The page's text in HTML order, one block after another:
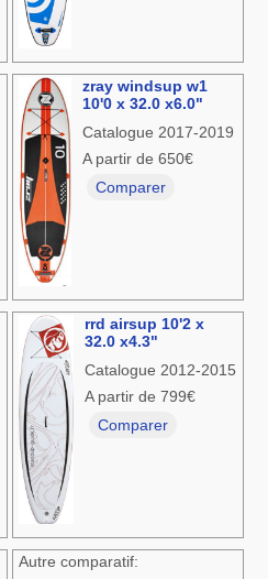
zray windsup w1
10'0 x 32.0 x6.0"
Catalogue 2017-2019
A partir de 650€
Comparer
rrd airsup 10'2 x
32.0 x4.3"
Catalogue 2012-2015
A partir de 799€
Comparer
Autre comparatif: